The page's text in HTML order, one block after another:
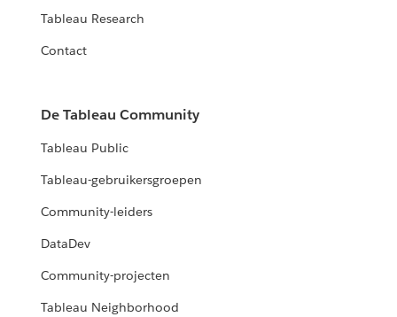
Tableau Research
Contact
De Tableau Community
Tableau Public
Tableau-gebruikersgroepen
Community-leiders
DataDev
Community-projecten
Tableau Neighborhood